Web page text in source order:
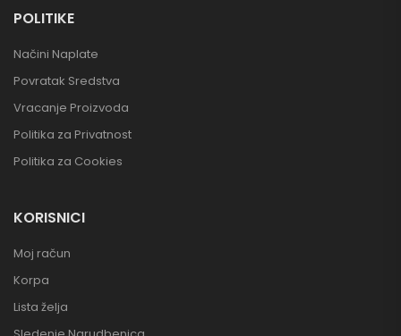
POLITIKE
Načini Naplate
Povratak Sredstva
Vracanje Proizvoda
Politika za Privatnost
Politika za Cookies
KORISNICI
Moj račun
Korpa
Lista želja